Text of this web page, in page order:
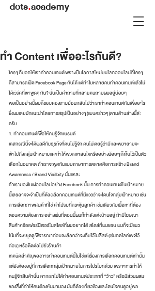
dots.academy
ทำ Content เพื่ออะไรกันดี?
ใครๆ ก็บอกให้เราทำคอนเทนต์เพราะเป็นโอกาสใหม่บนโลกออนไลน์ที่ใครๆ
ก็สามารถเปิด Facebook Page กันได้ แต่ทำไมหลายคนทำคอนเทนต์แล้วไม่
ได้เวิร์คที่เขาพูดๆ กัน? นั่นเป็นคำถามที่หลายคนถามผมอยู่บ่อยๆ
พอเป็นอย่างนี้ผมก็ชอบลองถามย้อนกลับไปว่าเราทำคอนเทนต์กันเพื่ออะไร
ซึ่งผมเลยมักแนะนำโดยการสรุปเป็นอย่างๆ (แบบคร่าวๆ )ตามด้านล่างนี้ล่ะ
ครับ
1. ทำคอนเทนต์เพื่อให้คนรู้จักแบรนด์
เคสกรณีนี้จะได้ผลดีกับธุรกิจที่คนไม่รู้จัก คนไม่เคยรู้ว่ามี และพยายามจะ
เข้าไปถึงกลุ่มเป้าหมายและทำให้พวกเขาสนใจหรืออย่างน้อยๆ ก็เก็บไว้เป็นตัว
เลือกในอนาคต ถ้าเราจะพูดกันแบบภาษาการตลาดคือการสร้าง Brand
Awareness / Brand Visilbity นั่นแหละ
ถ้าเรามองในแง่ออนไลน์อย่าง Facebook นั้น การทำคอนเทนต์ในเป้าหมาย
นี้เลยอาจจะจำเป็นที่ต้องเลือกคอนเทนต์ที่มีแววว่าจะโดนใจกลุ่มเป้าหมาย เช่น
การเลือกภาพสินค้าที่ใช่ คำโปรยที่กระตุ้นลูกค้า เช่นเดียวกับเนื้อหาที่ต้อง
ตอบความต้องการ อย่างเช่นที่ตอนนี้ผมก็กำลังแต่งบ้านอยู่ ถ้ามีโฆษณา
สินค้าหรือเฟอร์นิเจอร์ในสไตล์ที่ผมอยากได้ สไตล์ที่ผมชอบ ผมก็จะมีแนว
โน้มที่จะหยุดดู พิจารณาก่อนจะเลือกว่าจะเก็บไว้ในลิสต์ (เช่นกดไลค์เพจไว้
ก่อน) หรือติดต่อไปยังร้านค้า
เทคนิคสำคัญของการทำคอนเทนต์นี้ไม่ใช่แค่เรื่องการเลือกคอนเทนต์เท่านั้น
แต่ยังต้องอยู่ที่การเลือกกลุ่มเป้าหมายในการโปรโมทด้วย เพราะการทำให้
คนรู้จักสินค้านั้น หากเราไม่ได้ทำคอนเทนต์ประเภทที่ “ว้าว” หรือมีส่วนผสม
ของสิ่งที่ทำให้คนต้องหันมามอง มันก็ต้องเกี่ยวข้องและโดนใจคนดูอยู่พอ